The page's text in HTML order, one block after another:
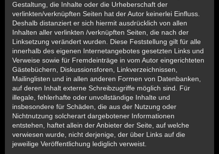
Gestaltung, die Inhalte oder die Urheberschaft der
verlinkten/verknüpften Seiten hat der Autor keinerlei Einfluss.
Deshalb distanziert er sich hiermit ausdrücklich von allen
Inhalten aller verlinkten /verknüpften Seiten, die nach der
Linksetzung verändert wurden. Diese Feststellung gilt für alle
innerhalb des eigenen Internetangebotes gesetzten Links und
Verweise sowie für Fremdeinträge in vom Autor eingerichteten
Gästebüchern, Diskussionsforen, Linkverzeichnissen,
Mailinglisten und in allen anderen Formen von Datenbanken,
auf deren Inhalt externe Schreibzugriffe möglich sind. Für
illegale, fehlerhafte oder unvollständige Inhalte und
insbesondere für Schäden, die aus der Nutzung oder
Nichtnutzung solcherart dargebotener Informationen
entstehen, haftet allein der Anbieter der Seite, auf welche
verwiesen wurde, nicht derjenige, der über Links auf die
jeweilige Veröffentlichung lediglich verweist.